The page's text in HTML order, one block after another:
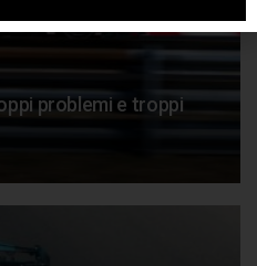
problemi e troppi